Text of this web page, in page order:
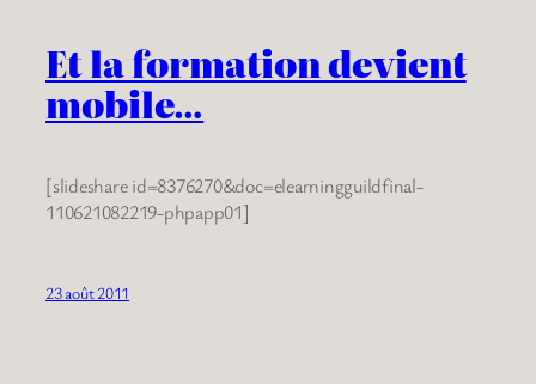
Et la formation devient
mobile…
[slideshare id=8376270&doc=elearningguildfinal-
110621082219-phpapp01]
23 août 2011